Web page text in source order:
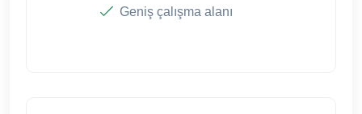
Geniş çalışma alanı